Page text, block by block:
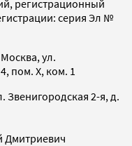
регистрационный
серия Эл №
ул.
пом. X, ком. 1
Звенигородская 2-я, д.
Дмитриевич